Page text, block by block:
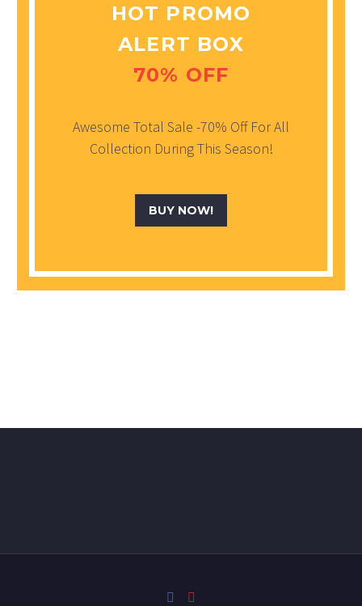
HOT PROMO
ALERT BOX
70% OFF
Awesome Total Sale -70% Off For All
Collection During This Season!
BUY NOW!